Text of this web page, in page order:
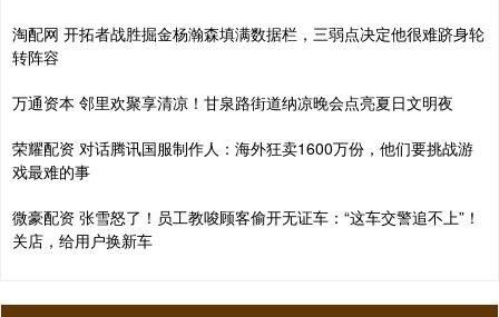
淘配网 开拓者战胜掘金杨瀚森填满数据栏，三弱点决定他很难跻身轮
转阵容
万通资本 邻里欢聚享清凉！甘泉路街道纳凉晚会点亮夏日文明夜
荣耀配资 对话腾讯国服制作人：海外狂卖1600万份，他们要挑战游
戏最难的事
微豪配资 张雪怒了！员工教唆顾客偷开无证车：“这车交警追不上”！
关店，给用户换新车